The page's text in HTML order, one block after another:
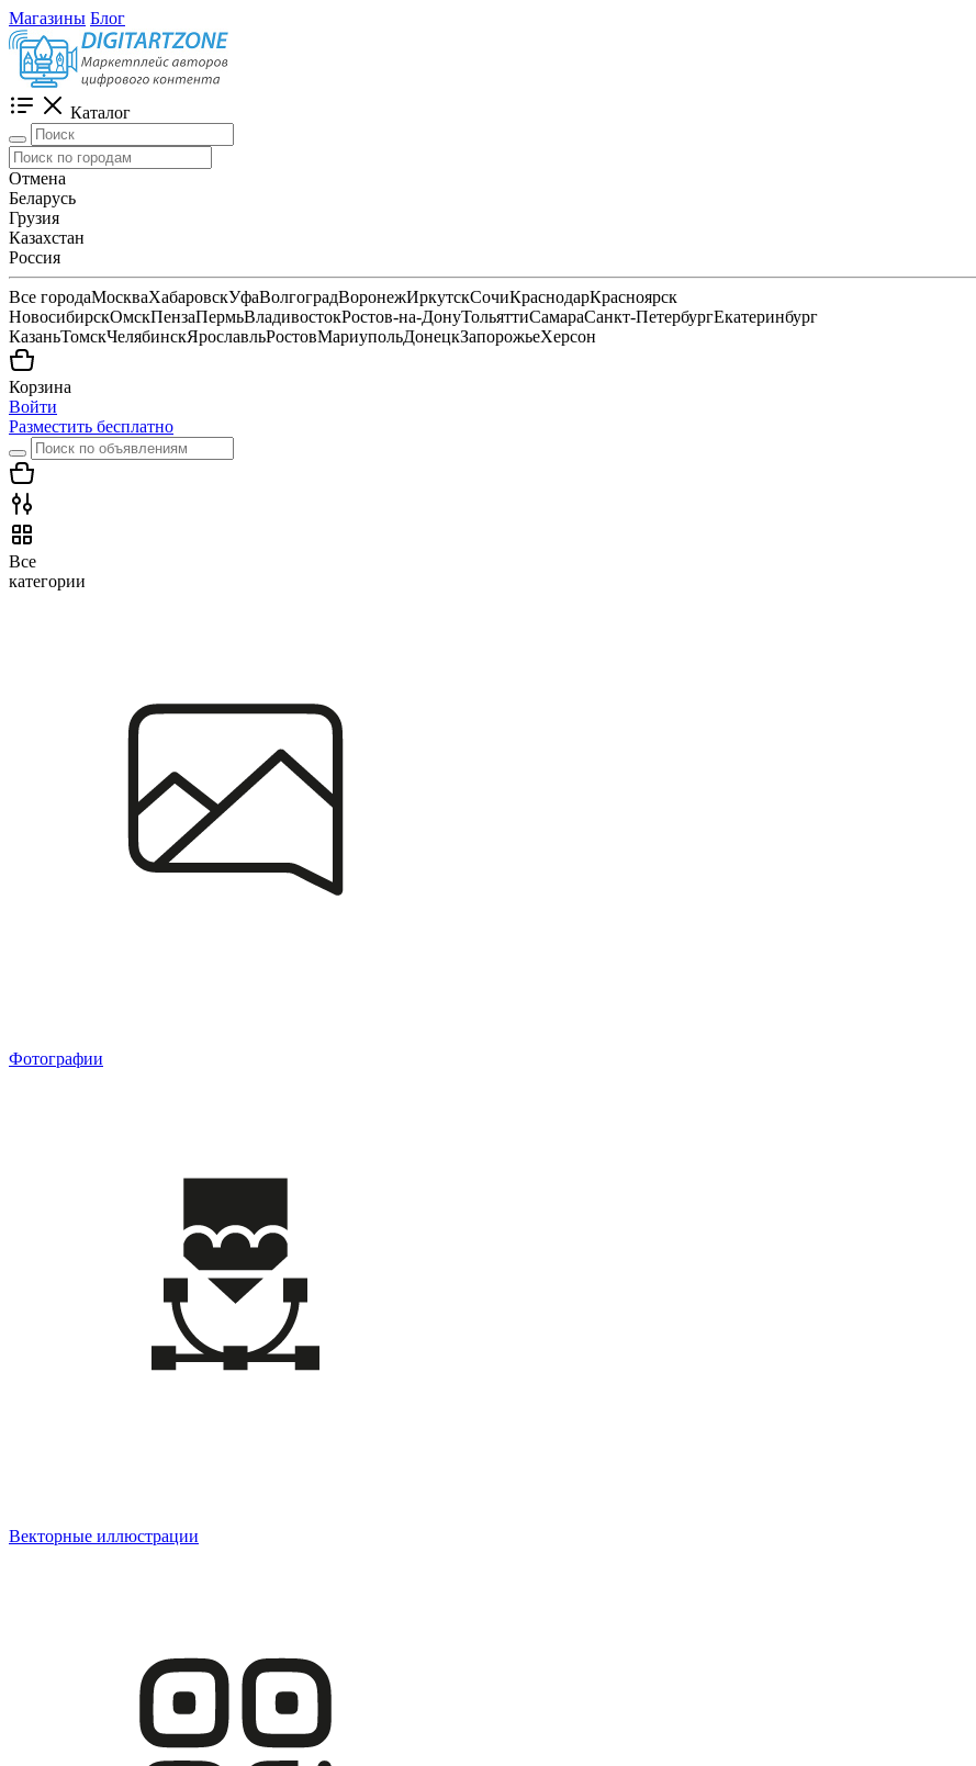
Магазины Блог
Каталог
Отмена
Беларусь
Грузия
Казахстан
Россия
Все городаМоскваХабаровскУфаВолгоградВоронежИркутскСочиКраснодарКрасноярск
НовосибирскОмскПензаПермьВладивостокРостов-на-ДонуТольяттиСамараСанкт-ПетербургЕкатеринбург
КазаньТомскЧелябинскЯрославльРостовМариупольДонецкЗапорожьеХерсон
Корзина
Войти
Разместить бесплатно
Все
категории
Фотографии
Векторные иллюстрации